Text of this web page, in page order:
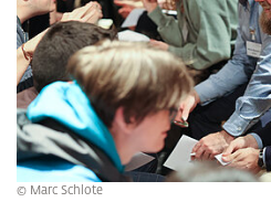
© Marc Schlote